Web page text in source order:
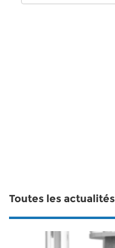
Toutes les actualités